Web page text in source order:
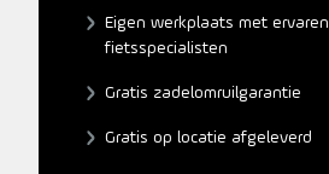
Eigen werkplaats met ervaren
fietsspecialisten
Gratis zadelomruilgarantie
Gratis op locatie afgeleverd